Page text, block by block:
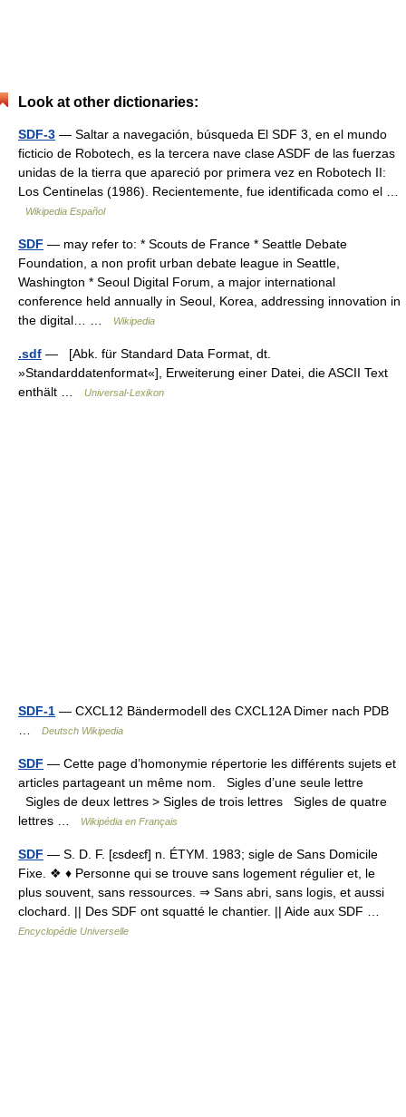
Look at other dictionaries:
SDF-3 — Saltar a navegación, búsqueda El SDF 3, en el mundo
ficticio de Robotech, es la tercera nave clase ASDF de las fuerzas
unidas de la tierra que apareció por primera vez en Robotech II:
Los Centinelas (1986). Recientemente, fue identificada como el …
Wikipedia Español
SDF — may refer to: * Scouts de France * Seattle Debate
Foundation, a non profit urban debate league in Seattle,
Washington * Seoul Digital Forum, a major international
conference held annually in Seoul, Korea, addressing innovation in
the digital… …
Wikipedia
.sdf — [Abk. für Standard Data Format, dt.
»Standarddatenformat«], Erweiterung einer Datei, die ASCII Text
enthält …
Universal-Lexikon
SDF-1 — CXCL12 Bändermodell des CXCL12A Dimer nach PDB
Deutsch Wikipedia
SDF — Cette page d’homonymie répertorie les différents sujets et
articles partageant un même nom. Sigles d’une seule lettre
Sigles de deux lettres > Sigles de trois lettres Sigles de quatre
lettres …
Wikipédia en Français
SDF — S. D. F. [ɛsdeɛf] n. ÉTYM. 1983; sigle de Sans Domicile
Fixe. ❖ ♦ Personne qui se trouve sans logement régulier et, le
plus souvent, sans ressources. ⇒ Sans abri, sans logis, et aussi
clochard. || Des SDF ont squatté le chantier. || Aide aux SDF …
Encyclopédie Universelle